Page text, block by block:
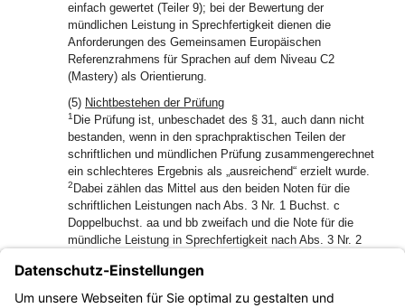
einfach gewertet (Teiler 9); bei der Bewertung der
mündlichen Leistung in Sprechfertigkeit dienen die
Anforderungen des Gemeinsamen Europäischen
Referenzrahmens für Sprachen auf dem Niveau C2
(Mastery) als Orientierung.
(5) Nichtbestehen der Prüfung
1 Die Prüfung ist, unbeschadet des § 31, auch dann nicht
bestanden, wenn in den sprachpraktischen Teilen der
schriftlichen und mündlichen Prüfung zusammengerechnet
ein schlechteres Ergebnis als „ausreichend“ erzielt wurde.
2 Dabei zählen das Mittel aus den beiden Noten für die
schriftlichen Leistungen nach Abs. 3 Nr. 1 Buchst. c
Doppelbuchst. aa und bb zweifach und die Note für die
mündliche Leistung in Sprechfertigkeit nach Abs. 3 Nr. 2
Besondere Bestimmungen für die Erweiterung mit
Italienisch